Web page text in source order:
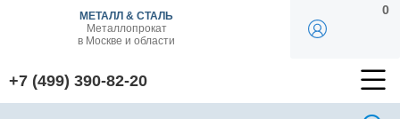
МЕТАЛЛ & СТАЛЬ
Металлопрокат
в Москве и области
+7 (499) 390-82-20
0